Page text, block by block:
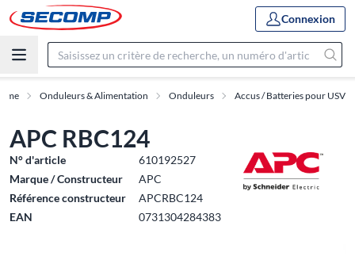
Connexion
Onduleurs & Alimentation Onduleurs Accus / Batteries pour USV
APC RBC124
N° d'article
610192527
Marque / Constructeur
APC
Référence constructeur
APCRBC124
EAN
0731304284383